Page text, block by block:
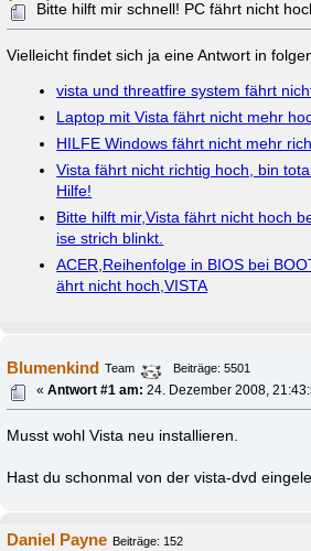
Bitte hilft mir schnell! PC fährt nicht
Vielleicht findet sich ja eine Antwort in
vista und threatfire system fährt
Laptop mit Vista fährt nicht mehr
HILFE Windows fährt nicht mehr
Vista fährt nicht richtig hoch, bin
Hilfe!
Bitte hilft mir,Vista fährt nicht hoch
ise strich blinkt.
ACER,Reihenfolge in BIOS bei
ährt nicht hoch,VISTA
Blumenkind Team
Beiträge: 5501
«Antwort #1 am: 24. Dezember 2008,
Musst wohl Vista neu installieren.
Hast du schonmal von der vista-dvd
Daniel Payne Beiträge: 152